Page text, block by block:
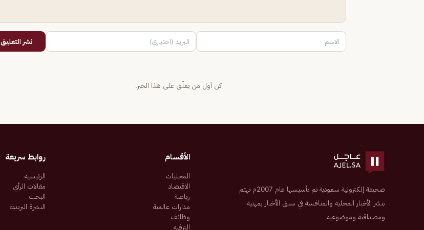
نشر التعليق
كن أول من يعلّق على هذا الخبر.
صحيفة إلكترونية سعودية تم تأسيسها عام 2007م تهتم
بنشر الأخبار المحلية والمنافسة في سبق الأخبار بمهنية
ومصداقية وموضوعية
الأقسام
المحليات
الاقتصاد
رياضة
مدارات عالمية
وظائف
الترفيه
روابط سريعة
الرئيسية
مقالات الرأي
البحث
النشرة البريدية